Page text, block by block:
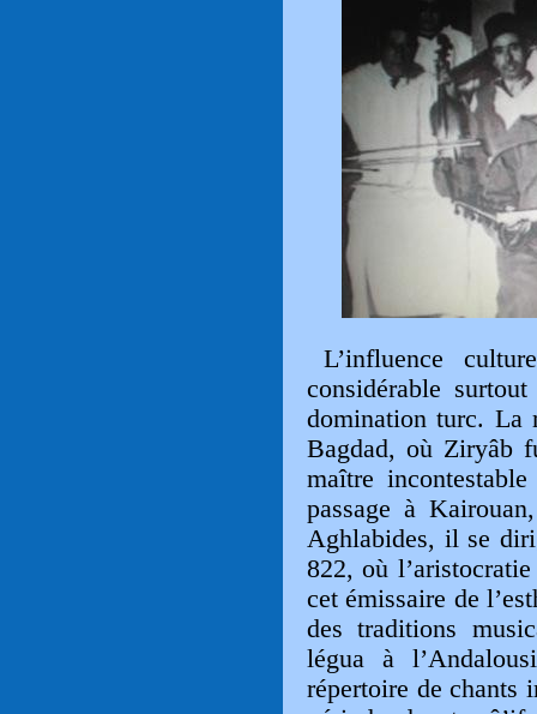
L’influence
considérable
domination turc. La
Bagdad, où Ziryâb
maître
passage à
Aghlabides, il se
822, où
cet émissaire de
des traditions
légua à
répertoire de chants